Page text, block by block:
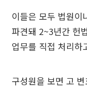
이들은 모두 법원이
파견돼 2~3년간 헌
업무를 직접 처리하
구성원을 보면 고